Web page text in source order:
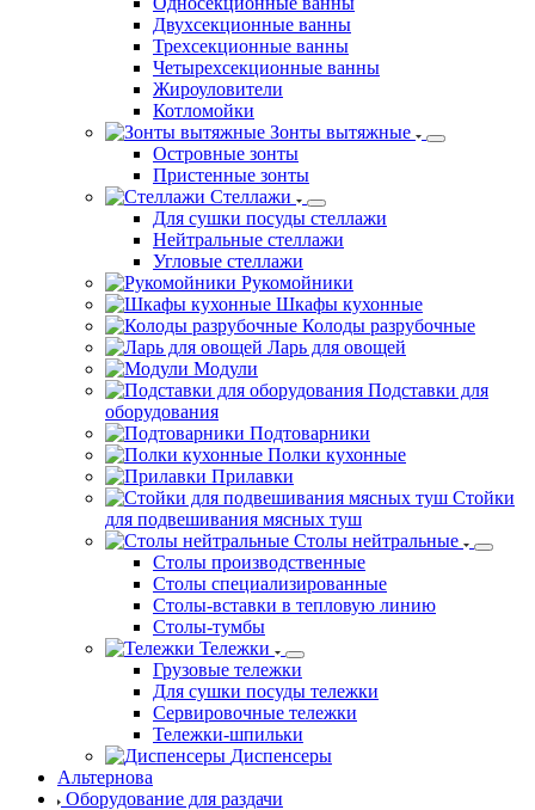
Двухсекционные ванны
Трехсекционные ванны
Четырехсекционные ванны
Жироуловители
Котломойки
Зонты вытяжные
Островные зонты
Пристенные зонты
Стеллажи
Для сушки посуды стеллажи
Нейтральные стеллажи
Угловые стеллажи
Рукомойники
Шкафы кухонные
Колоды разрубочные
Ларь для овощей
Модули
Подставки для
оборудования
Подтоварники
Полки кухонные
Прилавки
Стойки
для подвешивания мясных туш
Столы нейтральные
Столы производственные
Столы специализированные
Столы-вставки в тепловую линию
Столы-тумбы
Тележки
Грузовые тележки
Для сушки посуды тележки
Сервировочные тележки
Тележки-шпильки
Диспенсеры
Альтернова
Оборудование для раздачи